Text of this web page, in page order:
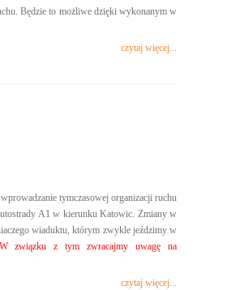
Będzie to możliwe dzięki wykonanym w
czytaj więcej...
tymczasowej organizacji ruchu
A1 w kierunku Katowic. Zmiany w
wiaduktu, którym zwykle jeździmy w
W związku z tym zwracajmy uwagę na
czytaj więcej...